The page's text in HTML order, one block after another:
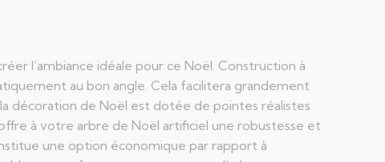
l’ambiance idéale pour ce Noël. Construction à
au bon angle. Cela facilitera grandement
décoration de Noël est dotée de pointes réalistes
à votre arbre de Noël artificiel une robustesse et
une option économique par rapport à